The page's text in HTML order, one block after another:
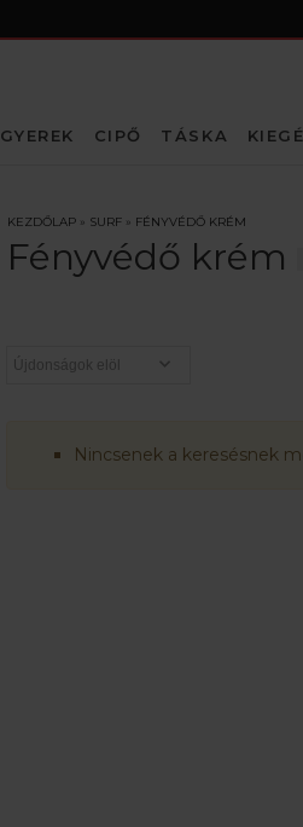
GYEREK CIPŐ TÁSKA
KEZDŐLAP » SURF » FÉNYVÉDŐ KRÉM
Fényvédő krém
Nincsenek a keresésnek